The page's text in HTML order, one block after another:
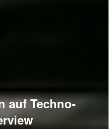
auf Techno-